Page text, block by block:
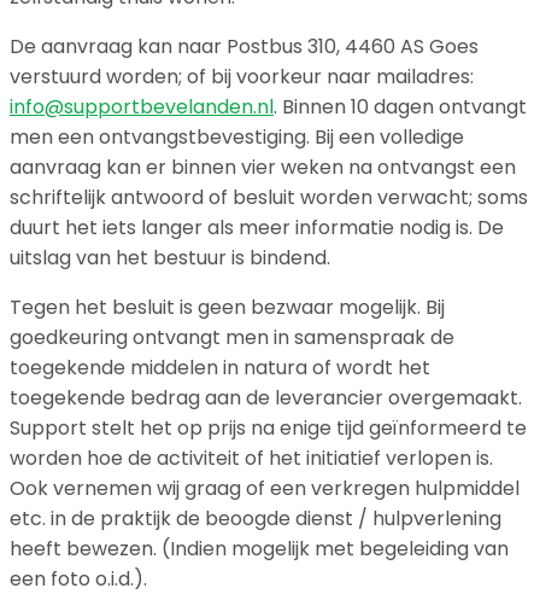
De aanvraag kan naar Postbus 310, 4460 AS Goes
verstuurd worden; of bij voorkeur naar mail­adres:
info@supportbevelanden.nl. Binnen 10 dagen ontvangt
men een ontvangst­bevestiging. Bij een volledige
aanvraag kan er binnen vier weken na ontvangst een
schriftelijk antwoord of besluit worden verwacht; soms
duurt het iets langer als meer informatie nodig is. De
uitslag van het bestuur is bindend.
Tegen het besluit is geen bezwaar mogelijk. Bij
goedkeuring ontvangt men in samenspraak de
toegekende middelen in natura of wordt het
toegekende bedrag aan de leverancier overgemaakt.
Support stelt het op prijs na enige tijd geïnformeerd te
worden hoe de activiteit of het initiatief verlopen is.
Ook vernemen wij graag of een verkregen hulpmiddel
etc. in de praktijk de beoogde dienst / hulpverlening
heeft bewezen. (Indien mogelijk met begeleiding van
een foto o.i.d.).